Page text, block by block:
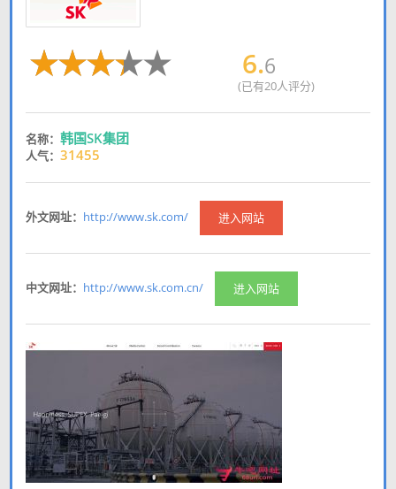
6.6
(已有20人评分)
名称： 韩国SK集团
人气： 31455
外文网址： http://www.sk.com/ 进入网站
中文网址： http://www.sk.com.cn/ 进入网站